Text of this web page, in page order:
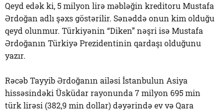
Qeyd edək ki, 5 milyon lirə məbləğin kreditoru Mustafa
Ərdoğan adlı şəxs göstərilir. Sənəddə onun kim olduğu
qeyd olunmur. Türkiyənin “Diken” nəşri isə Mustafa
Ərdoğanın Türkiyə Prezidentinin qardaşı olduğunu
yazır.
Rəcəb Tayyib Ərdoğanın ailəsi İstanbulun Asiya
hissəsindəki Üsküdar rayonunda 7 milyon 695 min
türk lirəsi (382,9 min dollar) dəyərində ev və Qara